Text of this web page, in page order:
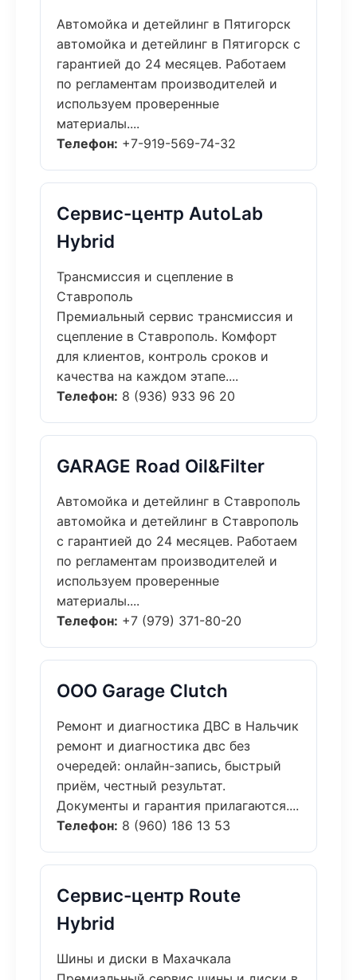
Автомойка и детейлинг в Пятигорск
автомойка и детейлинг в Пятигорск с
гарантией до 24 месяцев. Работаем
по регламентам производителей и
используем проверенные
материалы....
Телефон: +7-919-569-74-32
Сервис-центр AutoLab
Hybrid
Трансмиссия и сцепление в
Ставрополь
Премиальный сервис трансмиссия и
сцепление в Ставрополь. Комфорт
для клиентов, контроль сроков и
качества на каждом этапе....
Телефон: 8 (936) 933 96 20
GARAGE Road Oil&Filter
Автомойка и детейлинг в Ставрополь
автомойка и детейлинг в Ставрополь
с гарантией до 24 месяцев. Работаем
по регламентам производителей и
используем проверенные
материалы....
Телефон: +7 (979) 371-80-20
ООО Garage Clutch
Ремонт и диагностика ДВС в Нальчик
ремонт и диагностика двс без
очередей: онлайн-запись, быстрый
приём, честный результат.
Документы и гарантия прилагаются....
Телефон: 8 (960) 186 13 53
Сервис-центр Route
Hybrid
Шины и диски в Махачкала